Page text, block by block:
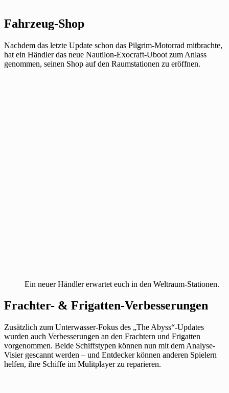
Fahrzeug-Shop
Nachdem das letzte Update schon das Pilgrim-Motorrad mitbrachte,
hat ein Händler das neue Nautilon-Exocraft-Uboot zum Anlass
genommen, seinen Shop auf den Raumstationen zu eröffnen.
Ein neuer Händler erwartet euch in den Weltraum-Stationen.
Frachter- & Frigatten-Verbesserungen
Zusätzlich zum Unterwasser-Fokus des „The Abyss“-Updates
wurden auch Verbesserungen an den Frachtern und Frigatten
vorgenommen. Beide Schiffstypen können nun mit dem Analyse-
Visier gescannt werden – und Entdecker können anderen Spielern
helfen, ihre Schiffe im Mulitplayer zu reparieren.